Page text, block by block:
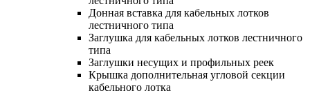
Донная вставка для кабельных лотков
лестничного типа
Заглушка для кабельных лотков лестничного
типа
Заглушки несущих и профильных реек
Крышка дополнительная угловой секции
кабельного лотка